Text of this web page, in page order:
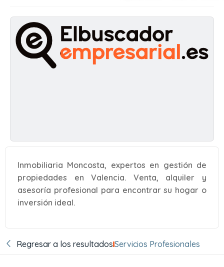
Inmobiliaria Moncosta, expertos en gestión de
propiedades en Valencia. Venta, alquiler y
asesoría profesional para encontrar su hogar o
inversión ideal.
Regresar a los resultadosServicios Profesionales